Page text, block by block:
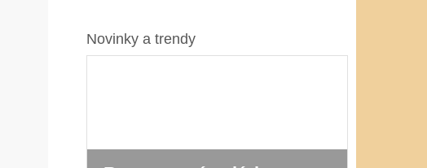
Novinky a trendy